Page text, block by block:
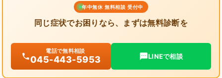
年中無休 無料相談 受付中
同じ症状でお困りなら、まずは無料診断を
電話で無料相談
045-443-5953 LINEで相談